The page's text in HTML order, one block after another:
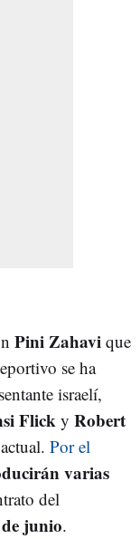
Pini Zahavi que
se ha
israelí,
Flicky Robert
Por el
varias
del
junio.